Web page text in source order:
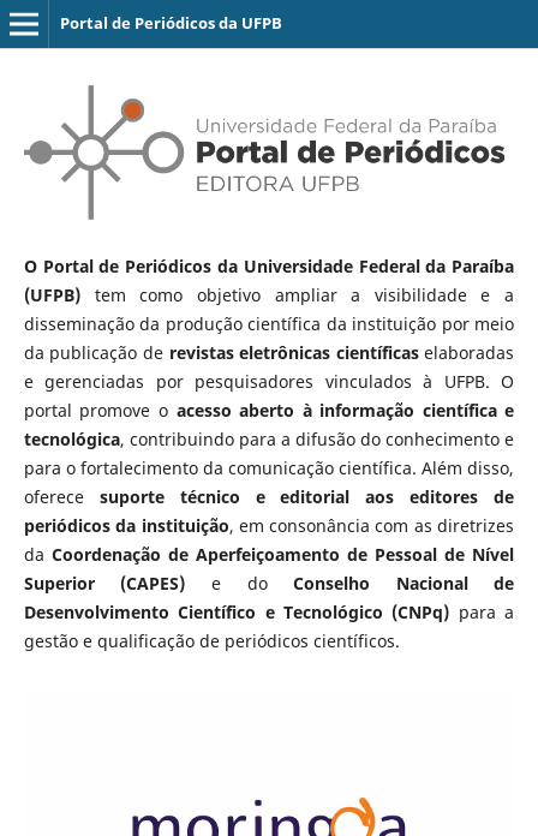
Portal de Periódicos da UFPB
O Portal de Periódicos da Universidade Federal da Paraíba
(UFPB)tem como objetivo ampliar a visibilidade e a
disseminação da produção científica da instituição por meio
da publicação de revistas eletrônicas científicaselaboradas
e gerenciadas por pesquisadores vinculados à UFPB. O
portal promove o acesso aberto à informação científica e
tecnológica, contribuindo para a difusão do conhecimento e
para o fortalecimento da comunicação científica. Além disso,
oferece suporte técnico e editorial aos editores de
periódicos da instituição, em consonância com as diretrizes
da Coordenação de Aperfeiçoamento de Pessoal de Nível
Superior (CAPES) e doConselho Nacional de
Desenvolvimento Científico e Tecnológico (CNPq) para a
gestão e qualificação de periódicos científicos.